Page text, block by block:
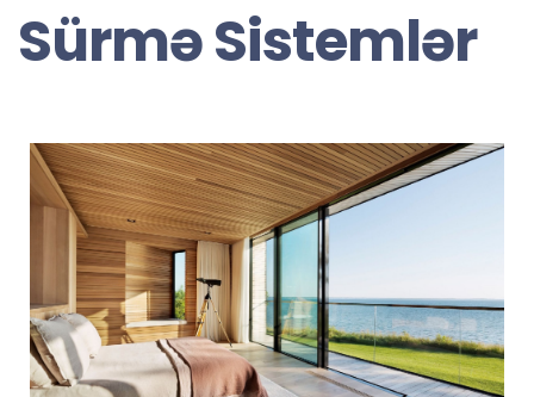
Sürmə Sistemlər